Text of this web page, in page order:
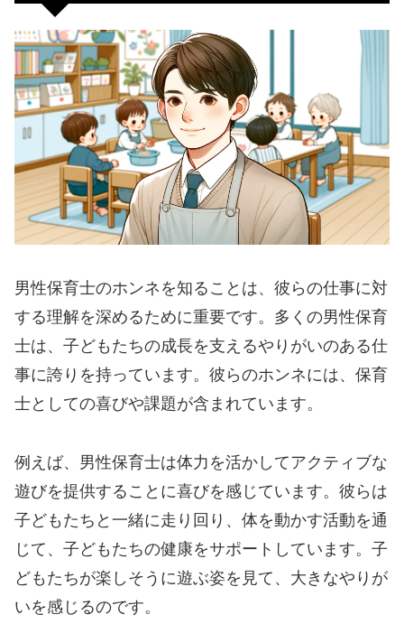
男性保育士のホンネを知ることは、彼らの仕事に対
する理解を深めるために重要です。多くの男性保育
士は、子どもたちの成長を支えるやりがいのある仕
事に誇りを持っています。彼らのホンネには、保育
士としての喜びや課題が含まれています。
例えば、男性保育士は体力を活かしてアクティブな
遊びを提供することに喜びを感じています。彼らは
子どもたちと一緒に走り回り、体を動かす活動を通
じて、子どもたちの健康をサポートしています。子
どもたちが楽しそうに遊ぶ姿を見て、大きなやりが
いを感じるのです。